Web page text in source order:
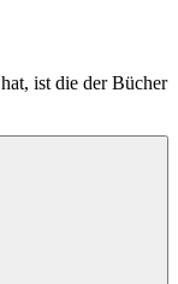
ist die der Bücher